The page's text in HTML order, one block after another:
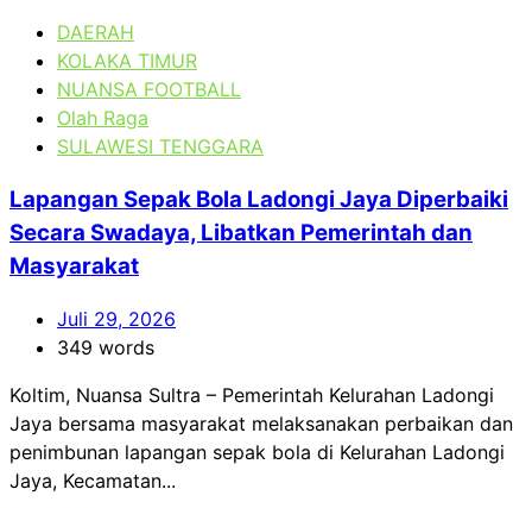
DAERAH
KOLAKA TIMUR
NUANSA FOOTBALL
Olah Raga
SULAWESI TENGGARA
Lapangan Sepak Bola Ladongi Jaya Diperbaiki
Secara Swadaya, Libatkan Pemerintah dan
Masyarakat
Juli 29, 2026
349 words
Koltim, Nuansa Sultra – Pemerintah Kelurahan Ladongi
Jaya bersama masyarakat melaksanakan perbaikan dan
penimbunan lapangan sepak bola di Kelurahan Ladongi
Jaya, Kecamatan...